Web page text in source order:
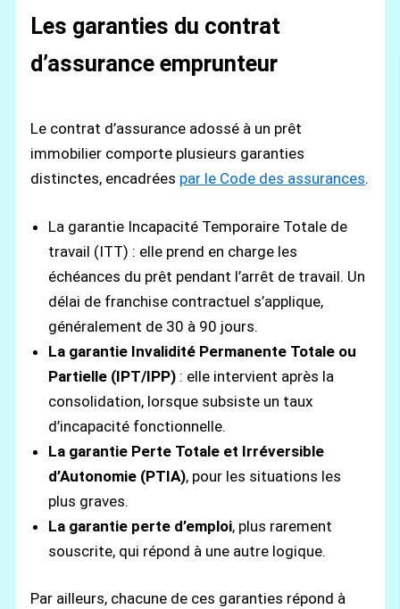
Les garanties du contrat
d’assurance emprunteur
Le contrat d’assurance adossé à un prêt
immobilier comporte plusieurs garanties
distinctes, encadrées par le Code des assurances.
La garantie Incapacité Temporaire Totale de
travail (ITT) : elle prend en charge les
échéances du prêt pendant l’arrêt de travail. Un
délai de franchise contractuel s’applique,
généralement de 30 à 90 jours.
La garantie Invalidité Permanente Totale ou
Partielle (IPT/IPP) : elle intervient après la
consolidation, lorsque subsiste un taux
d’incapacité fonctionnelle.
La garantie Perte Totale et Irréversible
d’Autonomie (PTIA), pour les situations les
plus graves.
La garantie perte d’emploi, plus rarement
souscrite, qui répond à une autre logique.
Par ailleurs, chacune de ces garanties répond à